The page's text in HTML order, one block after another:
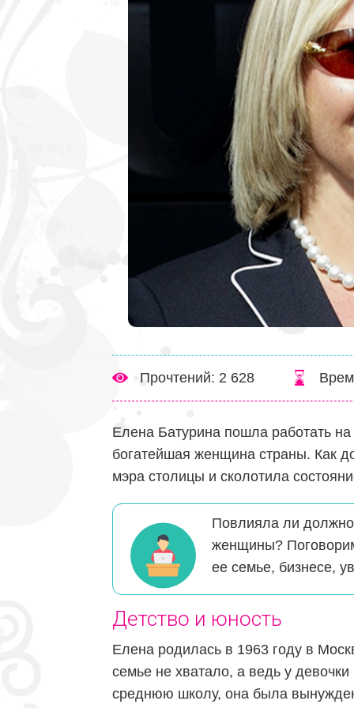
Прочтений: 2 628
Елена Батурина пошла работать
богатейшая женщина страны. Как
мэра столицы и сколотила
Повлияла ли
женщины?
ее семье, бизнесе,
Детство и юность
Елена родилась в 1963 году в
семье не хватало, а ведь у
среднюю школу, она была